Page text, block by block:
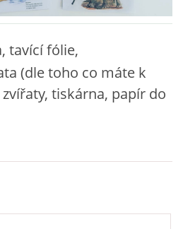
tavící fólie,
(dle toho co máte k
tiskárna, papír do